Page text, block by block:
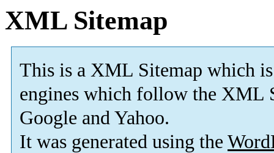
XML Sitemap
This is a XML Sitemap which is
engines which follow the XML
Google and Yahoo.
It was generated using the